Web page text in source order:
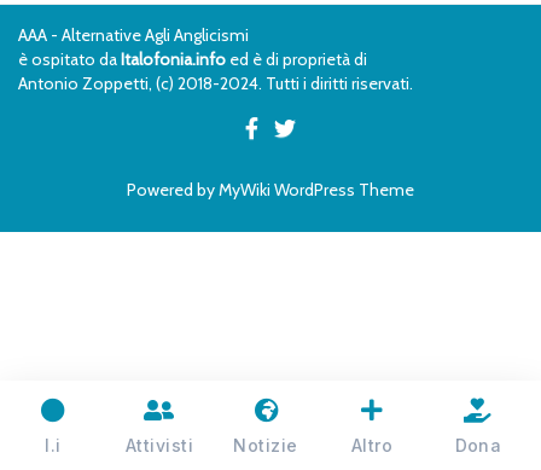
AAA - Alternative Agli Anglicismi
è ospitato daItalofonia.info ed è di proprietà di
Antonio Zoppetti, (c) 2018-2024. Tutti i diritti riservati.
Powered byMyWiki WordPress Theme
I.i Attivisti Notizie Altro Dona